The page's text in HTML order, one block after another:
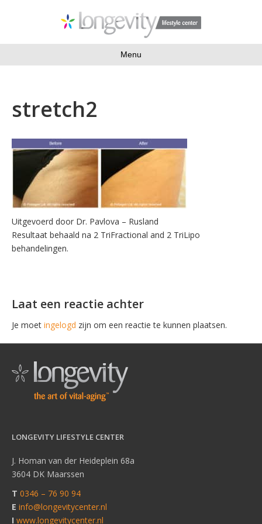
Menu
stretch2
Uitgevoerd door Dr. Pavlova – Rusland
Resultaat behaald na 2 TriFractional and 2 TriLipo
behandelingen.
Laat een reactie achter
Je moet ingelogd zijn om een reactie te kunnen plaatsen.
LONGEVITY LIFESTYLE CENTER
J. Homan van der Heideplein 68a
3604 DK Maarssen
T 0346 – 76 90 94
E info@longevitycenter.nl
I www.longevitycenter.nl